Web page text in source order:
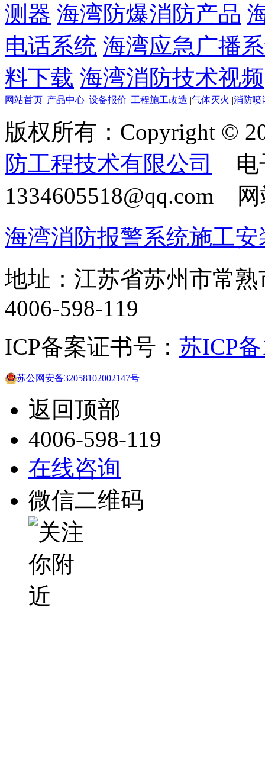
测器 海湾防爆消防产品
电话系统 海湾应急广播
料下载 海湾消防技术视频
网站首页 |产品中心 |设备报价 |工程施工改造 |气体灭火 |消防喷
版权所有：Copyright ©
防工程技术有限公司
电
1334605518@qq.com
海湾消防报警系统施工
地址：江苏省苏州市常
4006-598-119
ICP备案证书号： 苏ICP
苏公网安备32058102002147号
返回顶部
4006-598-119
在线咨询
微信二维码